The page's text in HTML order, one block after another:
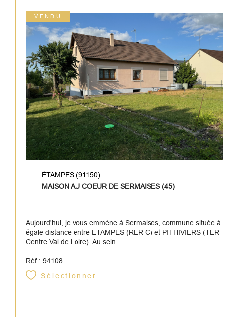
VENDU
ÉTAMPES (91150)
MAISON AU COEUR DE SERMAISES (45)
Aujourd'hui, je vous emmène à Sermaises, commune située à
égale distance entre ETAMPES (RER C) et PITHIVIERS (TER
Centre Val de Loire). Au sein...
Réf : 94108
Sélectionner